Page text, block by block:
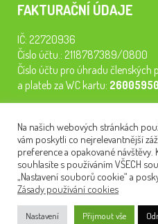
FAKTURAČNÍ ÚDAJE
IČ: 22720936
Číslo účtu.: 2118787389/0800
Číslo účtu pro úhradu členských
a plateb za WC kartu:
semináře, konferenci, plavbu na
tiskneme odborné publikace pro
NEWSLETTER
Na našich webových stránkách
vám poskytli co nejrelevantnější
preference a opakované návštěvy.
souhlasíte s používáním VŠECH
„Nastavení souborů cookie“ a
Zásady používání cookies
Nastavení Přijmout vše